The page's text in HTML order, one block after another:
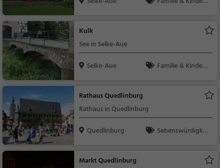
Kulk
See in Selke-Aue
Selke-Aue
Familie & Kinder,
Rathaus Quedlinburg
Rathaus in Quedlinburg
Quedlinburg
Sehenswürdigkei
Markt Quedlinburg